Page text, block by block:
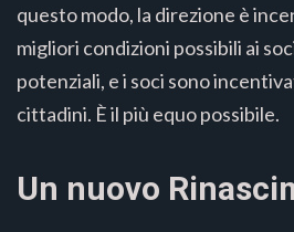
questo modo, la direzione è
migliori condizioni possibili ai
potenziali, e i soci sono
cittadini. È il più equo possibile.
Un nuovo